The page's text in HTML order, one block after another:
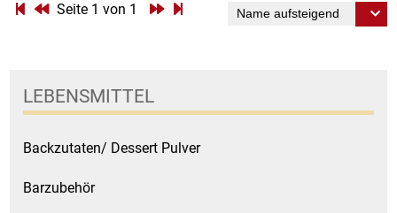
Sauergemüse
LEBENSMITTEL
Backzutaten/ Dessert Pulver
Barzubehör
Seite 1 von 1